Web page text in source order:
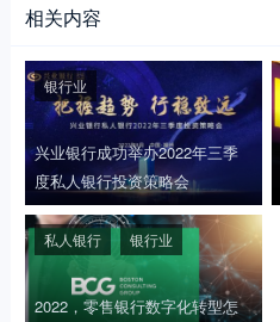
相关内容
兴业银行成功举办2022年三季
度私人银行投资策略会
银行业
2022，零售银行数字化转型怎
私人银行 银行业